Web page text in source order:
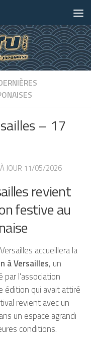
– 17
JOUR 11/05/2026
revient
festive au
accueillera la
à Versailles, un
l’association
édition qui avait attiré
revient avec un
un espace agrandi
conditions.